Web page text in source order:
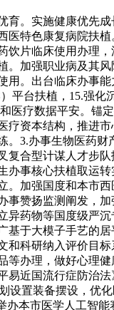
实施健康优先成
特色康复病院扶
片临床使用办理
。加强职业病及其
用。出台临床办事
平台扶植，15.强
医疗数据平安。
资本结构，推进
3.办事生物医药
复合型计谋人才步
事核心扶植取运
。加强国度和本市
赞扬监测阐发，
药物等国度级严
于大模子手艺的
科研纳入评价目
办理，做好心理
近国流行症防治
设置装备摆设，优
办本市医学人工智